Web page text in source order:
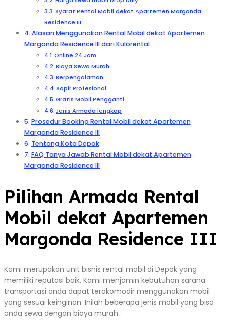
Syarat Rental Mobil dekat Apartemen Margonda
Residence III
Alasan Menggunakan Rental Mobil dekat Apartemen
Margonda Residence III dari Kulorental
Online 24 Jam
Biaya Sewa Murah
Berpengalaman
Sopir Profesional
Gratis Mobil Pengganti
Jenis Armada lengkap
Prosedur Booking Rental Mobil dekat Apartemen
Margonda Residence III
Tentang Kota Depok
FAQ Tanya Jawab Rental Mobil dekat Apartemen
Margonda Residence III
Pilihan Armada Rental
Mobil dekat Apartemen
Margonda Residence III
Kami merupakan unit bisnis rental mobil di Depok yang
memiliki reputasi baik, Kami menjamin kebutuhan sarana
transportasi anda dapat terakomodir menggunakan mobil
yang sesuai keinginan. Inilah beberapa jenis mobil yang bisa
anda sewa dengan biaya murah :